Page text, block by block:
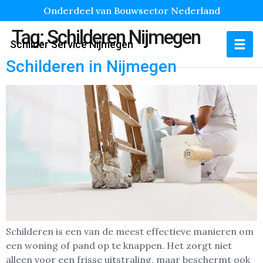
Onderdeel van Bouwsector Nederland
Schilder Service Nijmegen
Tag:Schilderen Nijmegen
Schilderen in Nijmegen
Schilderen is een van de meest effectieve manieren om
een woning of pand op te knappen. Het zorgt niet
alleen voor een frisse uitstraling, maar beschermt ook